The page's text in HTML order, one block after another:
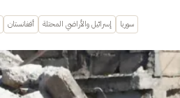
سوريا إسرائيل والأراضي المحتلة أفغانستان